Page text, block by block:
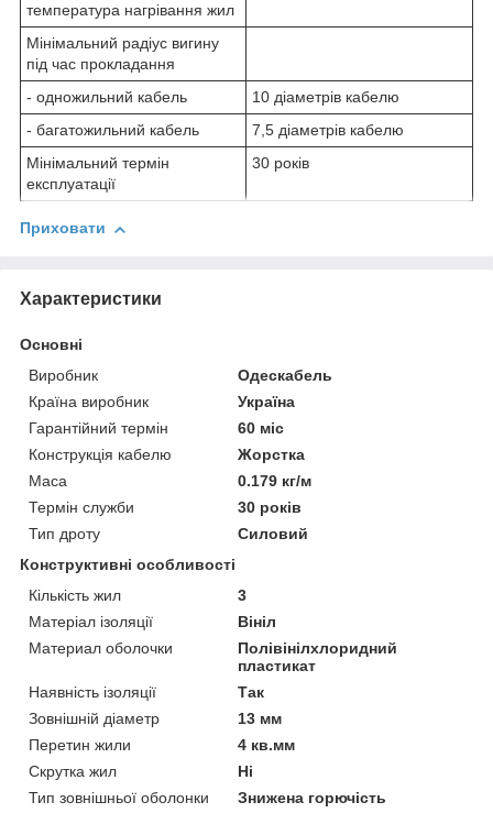
температура нагрівання жил
Мінімальний радіус вигину
під час прокладання
- одножильний кабель
10 діаметрів кабелю
- багатожильний кабель
7,5 діаметрів кабелю
Мінімальний термін
експлуатації
30 років
Приховати
Характеристики
Основні
Виробник
Одескабель
Країна виробник
Україна
Гарантійний термін
60 міс
Конструкція кабелю
Жорстка
Маса
0.179 кг/м
Термін служби
30 років
Тип дроту
Силовий
Конструктивні особливості
Кількість жил
3
Матеріал ізоляції
Вініл
Материал оболочки
Полівінілхлоридний
пластикат
Наявність ізоляції
Так
Зовнішній діаметр
13 мм
Перетин жили
4 кв.мм
Скрутка жил
Ні
Тип зовнішньої оболонки
Знижена горючість